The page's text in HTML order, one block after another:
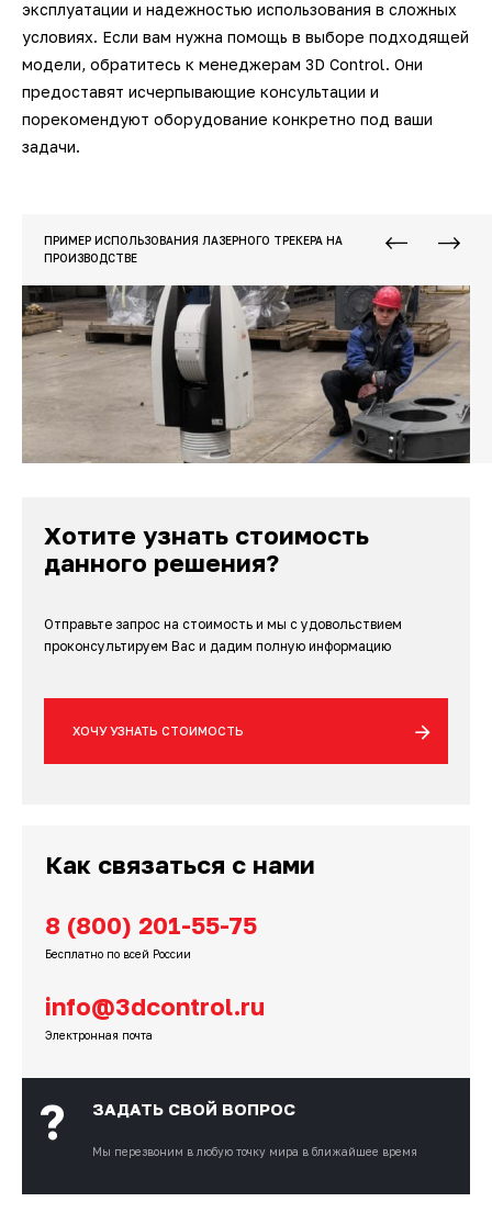
эксплуатации и надежностью использования в сложных
условиях. Если вам нужна помощь в выборе подходящей
модели, обратитесь к менеджерам 3D Control. Они
предоставят исчерпывающие консультации и
порекомендуют оборудование конкретно под ваши
задачи.
ПРИМЕР ИСПОЛЬЗОВАНИЯ ЛАЗЕРНОГО ТРЕКЕРА НА
ПРОИЗВОДСТВЕ
Хотите узнать стоимость
данного решения?
Отправьте запрос на стоимость и мы с удовольствием
проконсультируем Вас и дадим полную информацию
ХОЧУ УЗНАТЬ СТОИМОСТЬ
Как связаться с нами
8 (800) 201-55-75
Бесплатно по всей России
info@3dcontrol.ru
Электронная почта
? ЗАДАТЬ СВОЙ ВОПРОС
Мы перезвоним в любую точку мира в ближайшее время